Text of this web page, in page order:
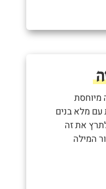
מיוחסת
עם מלא בנים
את זה
המילה